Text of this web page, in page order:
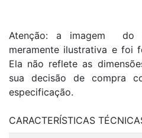
Atenção: a imagem do
meramente ilustrativa e foi
Ela não reflete as
sua decisão de compra
especificação.
CARACTERÍSTICAS